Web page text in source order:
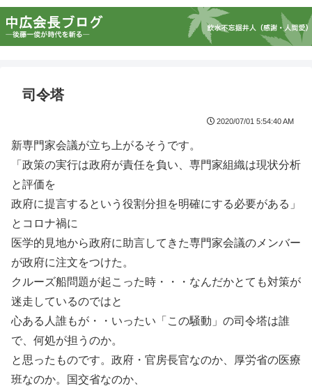
司令塔
2020/07/01 5:54:40 AM
新専門家会議が立ち上がるそうです。
「政策の実行は政府が責任を負い、専門家組織は現状分析
と評価を
政府に提言するという役割分担を明確にする必要がある」
とコロナ禍に
医学的見地から政府に助言してきた専門家会議のメンバー
が政府に注文をつけた。
クルーズ船問題が起こった時・・・なんだかとても対策が
迷走しているのではと
心ある人誰もが・・いったい「この騒動」の司令塔は誰
で、何処が担うのか。
と思ったものです。政府・官房長官なのか、厚労省の医療
班なのか。国交省なのか、